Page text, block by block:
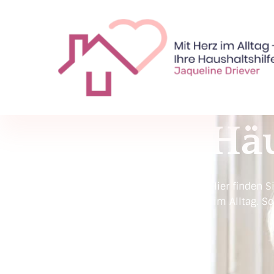
Hier finden
im Alltag.